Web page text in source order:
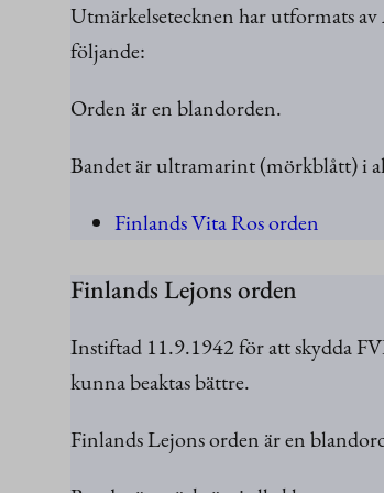
Utmärkelsetecknen har utformats
följande:
Orden är en blandorden.
Bandet är ultramarint (mörkblått) i
Finlands Vita Ros orden
Finlands Lejons orden
Instiftad 11.9.1942 för att skydda
kunna beaktas bättre.
Finlands Lejons orden är en